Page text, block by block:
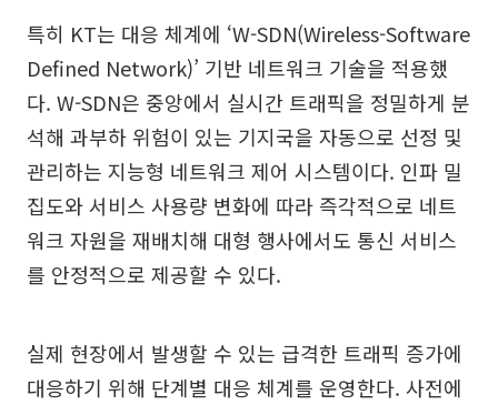
특히 KT는 대응 체계에 ‘W-SDN(Wireless-Software
Defined Network)’ 기반 네트워크 기술을 적용했
다. W-SDN은 중앙에서 실시간 트래픽을 정밀하게 분
석해 과부하 위험이 있는 기지국을 자동으로 선정 및
관리하는 지능형 네트워크 제어 시스템이다. 인파 밀
집도와 서비스 사용량 변화에 따라 즉각적으로 네트
워크 자원을 재배치해 대형 행사에서도 통신 서비스
를 안정적으로 제공할 수 있다.
실제 현장에서 발생할 수 있는 급격한 트래픽 증가에
대응하기 위해 단계별 대응 체계를 운영한다. 사전에